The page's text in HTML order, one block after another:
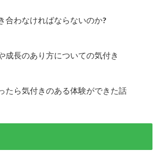
合わなければならないのか?
成長のあり方についての気付き
たら気付きのある体験ができた話